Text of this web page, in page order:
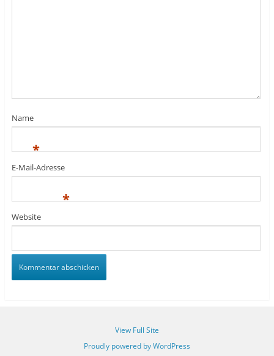
Name
*
E-Mail-Adresse
*
Website
View Full Site
Proudly powered by WordPress